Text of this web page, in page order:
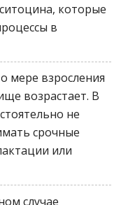
которые
в
мере взросления
возрастает. В
не
срочные
или
случае